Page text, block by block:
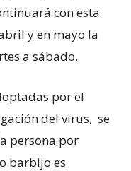
con esta
y en mayo la
a sábado.
por el
del virus, se
persona por
barbijo es